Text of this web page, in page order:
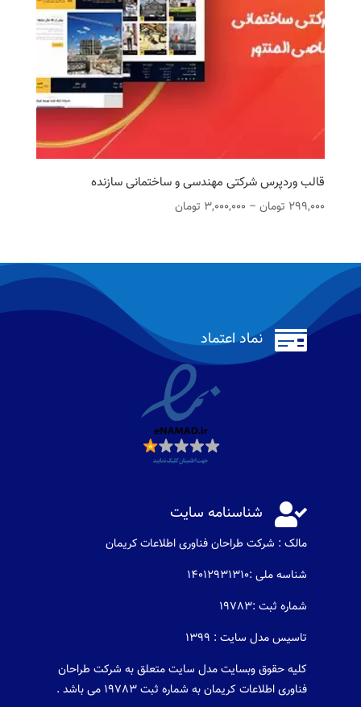
قالب وردپرس شرکتی مهندسی و ساختمانی سازنده
299,000 تومان –
3,000,000 تومانمحدوده
تا
 نماد اعتماد
 شناسنامه سایت
مالک : شرکت طراحان فناوری اطلاعات كريمان
شناسه ملی :14012931310
شماره ثبت :19783
تاسیس مدل سایت : 1399
کلیه حقوق وبسایت مدل سایت متعلق به شرکت طراحان
فناوری اطلاعات کریمان به شماره ثبت 19783 می باشد .